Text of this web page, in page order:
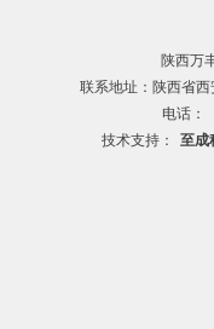
陕西万
联系地址：陕西省
电话：
技术支持：
至成